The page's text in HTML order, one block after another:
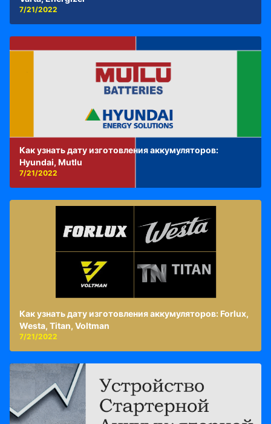
7/21/2022
Как узнать дату изготовления аккумуляторов:
Hyundai, Mutlu
7/21/2022
Как узнать дату изготовления аккумуляторов: Forlux,
Westa, Titan, Voltman
7/21/2022